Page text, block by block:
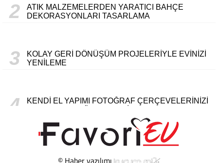
2
ATIK MALZEMELERDEN YARATICI BAHÇE
DEKORASYONLARI TASARLAMA
3
KOLAY GERI DÖNÜŞÜM PROJELERIYLE EVINIZI
YENILEME
4
KENDI EL YAPIMI FOTOĞRAF ÇERÇEVELERINIZI
AHŞAP PALETLERDEN KÜÇÜK MOBILYA
PROJELERI© Haber yazılımı